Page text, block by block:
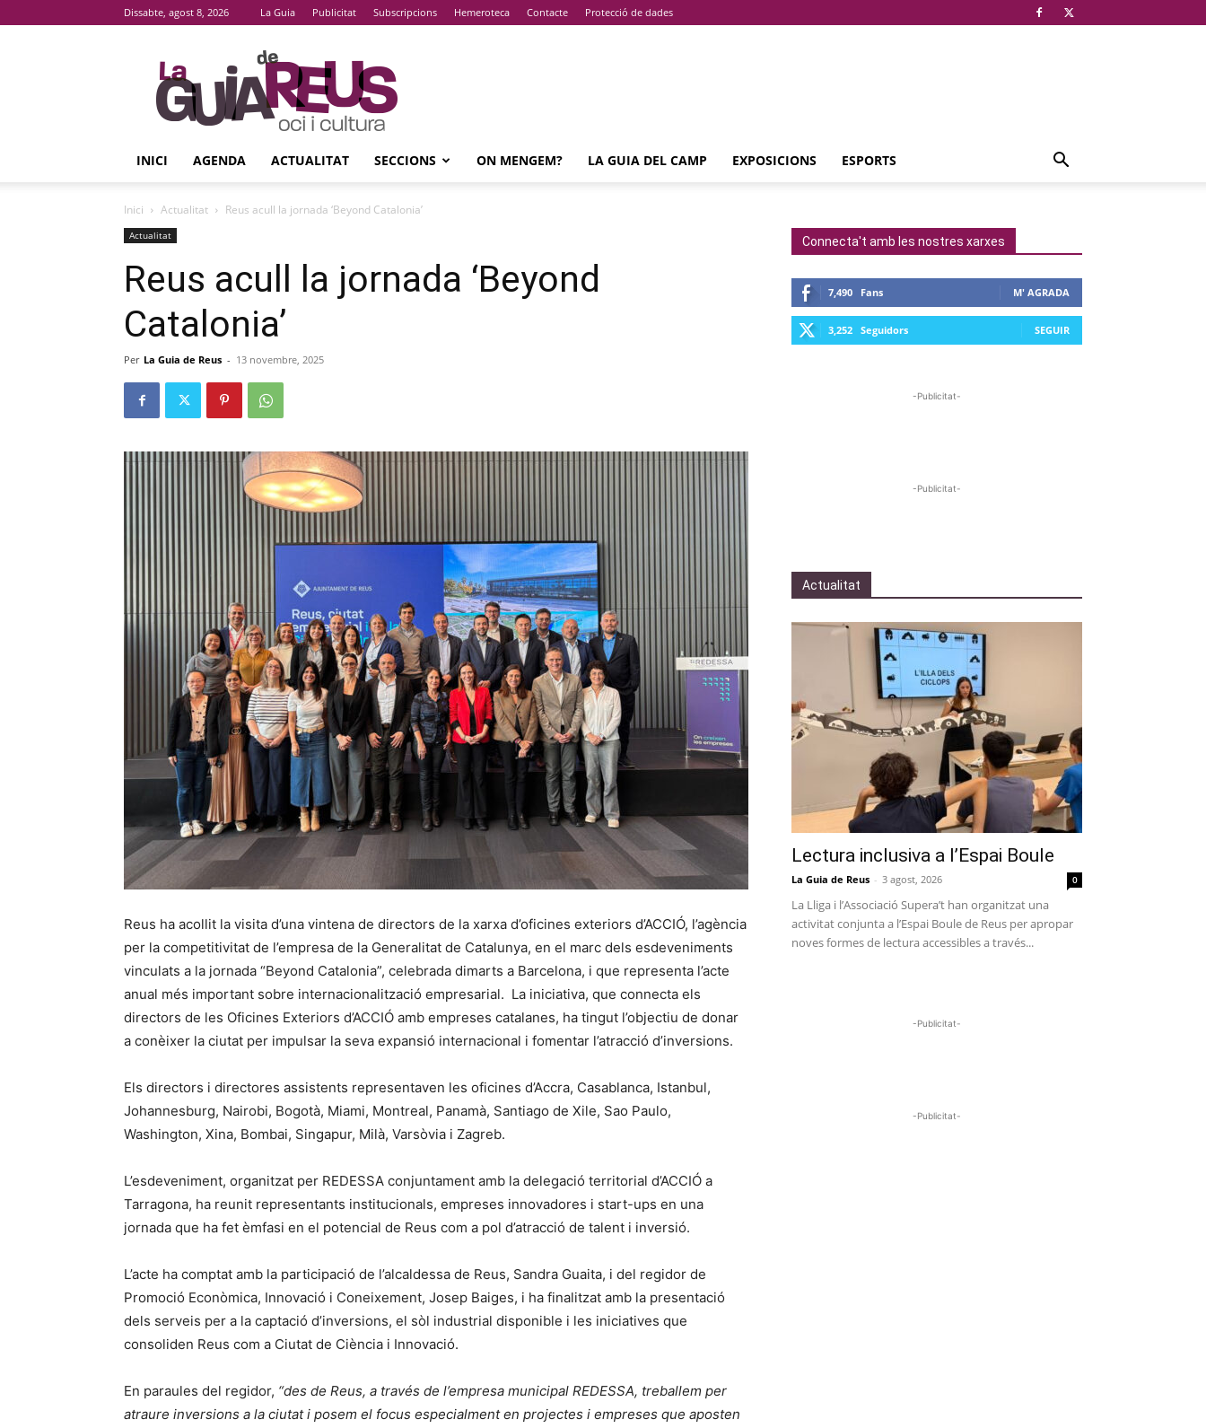
Dissabte, agost 8, 2026 La Guia Publicitat Subscripcions Hemeroteca Contacte Protecció de dades
La
Guia
De
Reus
INICI AGENDA ACTUALITAT SECCIONS ON MENGEM? LA GUIA DEL CAMP EXPOSICIONS ESPORTS
Inici Actualitat Reus acull la jornada ‘Beyond Catalonia’
Actualitat
Reus acull la jornada ‘Beyond
Catalonia’
Per La Guia de Reus - 13 novembre, 2025
Reus ha acollit la visita d’una vintena de directors de la xarxa d’oficines exteriors d’ACCIÓ, l’agència
per la competitivitat de l’empresa de la Generalitat de Catalunya, en el marc dels esdeveniments
vinculats a la jornada “Beyond Catalonia”, celebrada dimarts a Barcelona, i que representa l’acte
anual més important sobre internacionalització empresarial. La iniciativa, que connecta els
directors de les Oficines Exteriors d’ACCIÓ amb empreses catalanes, ha tingut l’objectiu de donar
a conèixer la ciutat per impulsar la seva expansió internacional i fomentar l’atracció d’inversions.
Els directors i directores assistents representaven les oficines d’Accra, Casablanca, Istanbul,
Johannesburg, Nairobi, Bogotà, Miami, Montreal, Panamà, Santiago de Xile, Sao Paulo,
Washington, Xina, Bombai, Singapur, Milà, Varsòvia i Zagreb.
L’esdeveniment, organitzat per REDESSA conjuntament amb la delegació territorial d’ACCIÓ a
Tarragona, ha reunit representants institucionals, empreses innovadores i start-ups en una
jornada que ha fet èmfasi en el potencial de Reus com a pol d’atracció de talent i inversió.
L’acte ha comptat amb la participació de l’alcaldessa de Reus, Sandra Guaita, i del regidor de
Promoció Econòmica, Innovació i Coneixement, Josep Baiges, i ha finalitzat amb la presentació
dels serveis per a la captació d’inversions, el sòl industrial disponible i les iniciatives que
consoliden Reus com a Ciutat de Ciència i Innovació.
En paraules del regidor, “des de Reus, a través de l’empresa municipal REDESSA, treballem per
atraure inversions a la ciutat i posem el focus especialment en projectes i empreses que aposten
Connecta't amb les nostres xarxes
7,490 Fans M' AGRADA
3,252 Seguidors SEGUIR
-Publicitat-
-Publicitat-
Actualitat
Lectura inclusiva a l’Espai Boule
La Guia de Reus - 3 agost, 2026 0
La Lliga i l’Associació Supera’t han organitzat una
activitat conjunta a l’Espai Boule de Reus per apropar
noves formes de lectura accessibles a través...
-Publicitat-
-Publicitat-